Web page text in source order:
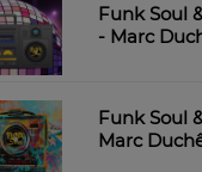
Funk Soul
- Marc
Funk Soul
Marc